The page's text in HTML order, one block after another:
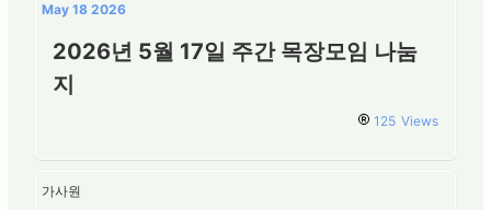
May 18 2026
2026년 5월 17일 주간 목장모임 나눔
지
125 Views
가사원